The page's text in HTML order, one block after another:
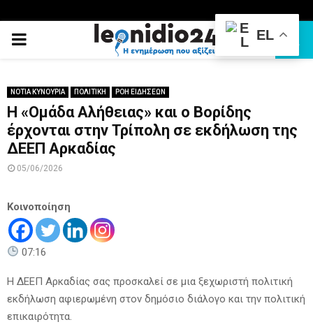
PRIMARY
ΝΟΤΙΑ ΚΥΝΟΥΡΙΑ ΠΟΛΙΤΙΚΗ ΡΟΗ ΕΙΔΗΣΕΩΝ
Η «Ομάδα Αλήθειας» και o Βορίδης
έρχονται στην Τρίπολη σε εκδήλωση της
ΔΕΕΠ Αρκαδίας
05/06/2026
Κοινοποίηση
07:16
Η ΔΕΕΠ Αρκαδίας σας προσκαλεί σε μια ξεχωριστή πολιτική
εκδήλωση αφιερωμένη στον δημόσιο διάλογο και την πολιτική
επικαιρότητα.
EL